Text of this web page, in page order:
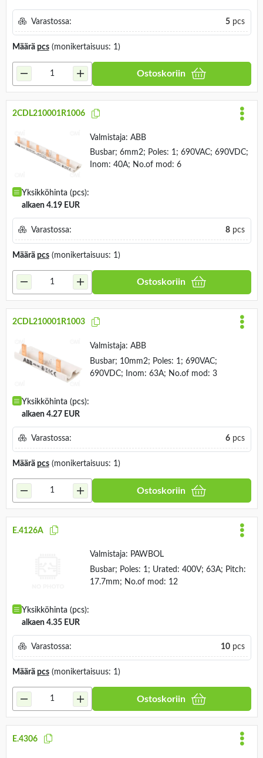
Varastossa: 5pcs
Määrä pcs(monikertaisuus: 1)
Ostoskoriin
2CDL210001R1006
Valmistaja: ABB
Busbar; 6mm2; Poles: 1; 690VAC; 690VDC;
Inom: 40A; No.of mod: 6
Yksikköhinta (pcs):
alkaen 4.19 EUR
Varastossa: 8pcs
Määrä pcs(monikertaisuus: 1)
Ostoskoriin
2CDL210001R1003
Valmistaja: ABB
Busbar; 10mm2; Poles: 1; 690VAC;
690VDC; Inom: 63A; No.of mod: 3
Yksikköhinta (pcs):
alkaen 4.27 EUR
Varastossa: 6pcs
Määrä pcs(monikertaisuus: 1)
Ostoskoriin
E.4126A
Valmistaja: PAWBOL
Busbar; Poles: 1; Urated: 400V; 63A; Pitch:
17.7mm; No.of mod: 12
Yksikköhinta (pcs):
alkaen 4.35 EUR
Varastossa: 10pcs
Määrä pcs(monikertaisuus: 1)
Ostoskoriin
E.4306